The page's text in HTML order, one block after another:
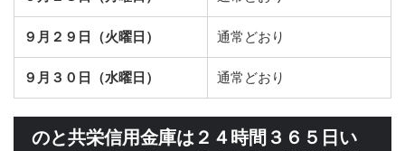
９月２９日（火曜日） 通常どおり
９月３０日（水曜日） 通常どおり
のと共栄信用金庫は２４時間３６５日い